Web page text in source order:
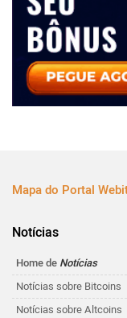
Mapa do Portal
Notícias
Home de Notícias
Notícias sobre Bitcoins
Notícias sobre Altcoins